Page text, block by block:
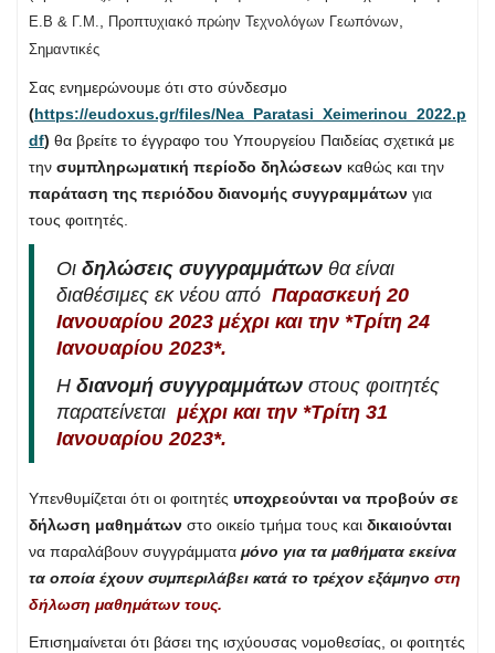
Ε.Β & Γ.Μ.
Προπτυχιακό πρώην Τεχνολόγων Γεωπόνων
Σημαντικές
Σας ενημερώνουμε ότι στο σύνδεσμο
(https://eudoxus.gr/files/Nea_Paratasi_Xeimerinou_2022.p
df) θα βρείτε το έγγραφο του Υπουργείου Παιδείας σχετικά με
την συμπληρωματική περίοδο δηλώσεων καθώς και την
παράταση της περιόδου διανομής συγγραμμάτων για
τους φοιτητές.
Οι δηλώσεις συγγραμμάτων θα είναι
διαθέσιμες εκ νέου από Παρασκευή 20
Ιανουαρίου 2023 μέχρι και την *Τρίτη 24
Ιανουαρίου 2023*.
Η διανομή συγγραμμάτων στους φοιτητές
παρατείνεται μέχρι και την *Τρίτη 31
Ιανουαρίου 2023*.
Υπενθυμίζεται ότι οι φοιτητές υποχρεούνται να προβούν σε
δήλωση μαθημάτων στο οικείο τμήμα τους και δικαιούνται
να παραλάβουν συγγράμματα μόνο για τα μαθήματα εκείνα
τα οποία έχουν συμπεριλάβει κατά το τρέχον εξάμηνο στη
δήλωση μαθημάτων τους.
Επισημαίνεται ότι βάσει της ισχύουσας νομοθεσίας, οι φοιτητές